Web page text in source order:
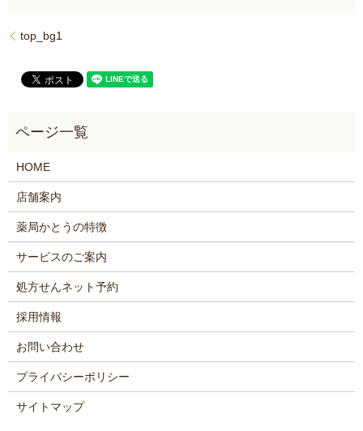
top_bg1
HOME
店舗案内
薬局かとうの特徴
サービスのご案内
処方せんネット予約
採用情報
お問い合わせ
プライバシーポリシー
サイトマップ